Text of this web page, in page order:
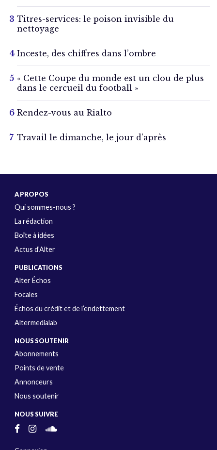
Titres-services: le poison invisible du
nettoyage
Inceste, des chiffres dans l’ombre
« Cette Coupe du monde est un clou de plus
dans le cercueil du football »
Rendez-vous au Rialto
Travail le dimanche, le jour d’après
A PROPOS
Qui sommes-nous ?
La rédaction
Boîte à idées
Actus d’Alter
PUBLICATIONS
Alter Échos
Focales
Échos du crédit et de l’endettement
Altermedialab
NOUS SOUTENIR
Abonnements
Points de vente
Annonceurs
Nous soutenir
NOUS SUIVRE